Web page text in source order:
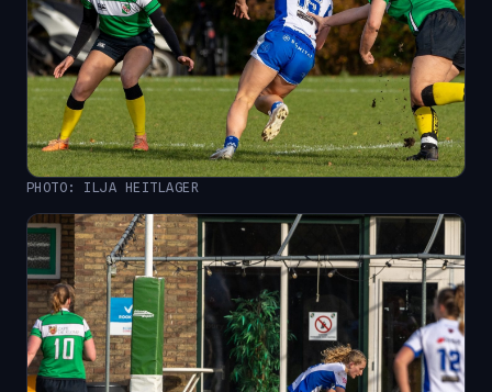
PHOTO: ILJA HEITLAGER